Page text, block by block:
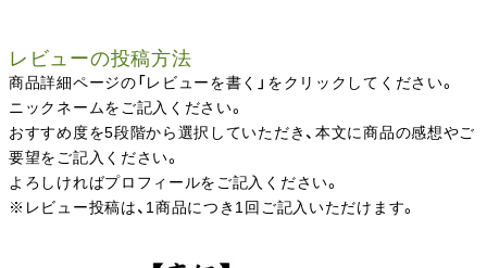
レビューの投稿方法
商品詳細ページの「レビューを書く」をクリックしてください。
ニックネームをご記入ください。
おすすめ度を5段階から選択していただき、本文に商品の感想やご
要望をご記入ください。
よろしければプロフィールをご記入ください。
※レビュー投稿は、1商品につき1回ご記入いただけます。